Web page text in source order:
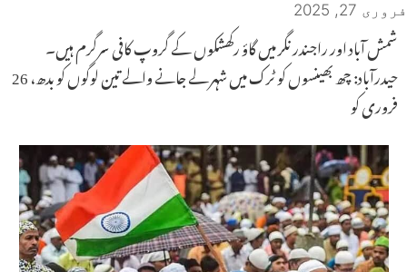
فروری 27, 2025
شمش آباد اور راجندر نگر میں گاؤ رکھشکوں کے گروپ کافی سرگرم ہیں۔
حیدرآباد: چھ بھینسوں کو ٹرک میں شہر لے جانے والے تین لوگوں کو بدھ، 26
فروری کو